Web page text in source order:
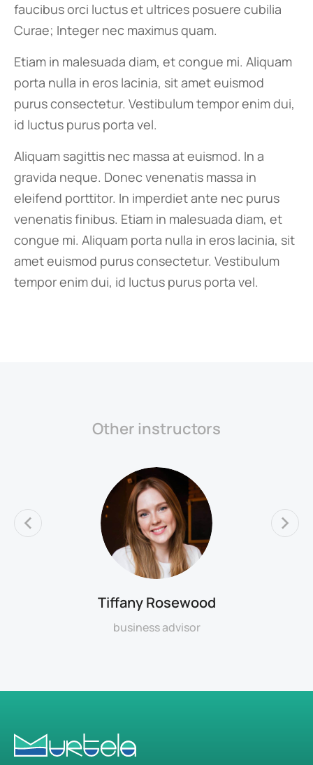
faucibus orci luctus et ultrices posuere cubilia
Curae; Integer nec maximus quam.
Etiam in malesuada diam, et congue mi. Aliquam
porta nulla in eros lacinia, sit amet euismod
purus consectetur. Vestibulum tempor enim dui,
id luctus purus porta vel.
Aliquam sagittis nec massa at euismod. In a
gravida neque. Donec venenatis massa in
eleifend porttitor. In imperdiet ante nec purus
venenatis finibus. Etiam in malesuada diam, et
congue mi. Aliquam porta nulla in eros lacinia, sit
amet euismod purus consectetur. Vestibulum
tempor enim dui, id luctus purus porta vel.
Other instructors
Tiffany Rosewood
business advisor